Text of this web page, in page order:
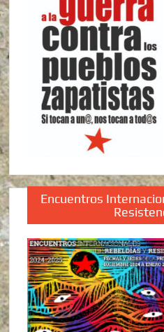
Encuentros